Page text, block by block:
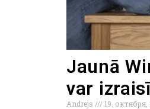
Jaunā
var
Andrejs
19. октября,